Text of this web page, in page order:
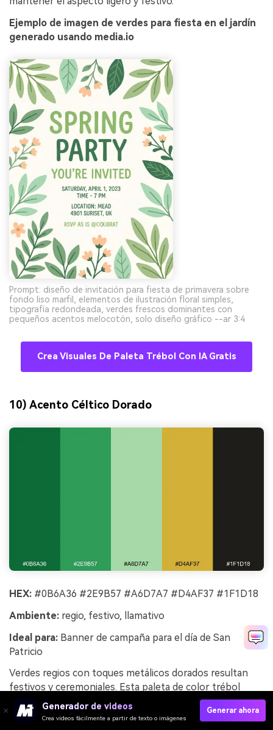
Ejemplo de imagen de verdes para fiesta en el jardín
generado usando media.io
Prompt: diseño de invitación para fiesta de primavera sobre
fondo liso marfil, elementos de ilustración floral simples,
tipografía redondeada, verdes frescos dominantes con
pequeños acentos melocotón, solo diseño gráfico --ar 3:4
Crea Visuales De Paleta Trébol Con IA Gratis
10) Acento Céltico Dorado
HEX: #0B6A36 #2E9B57 #A6D7A7 #D4AF37 #1F1D18
Ambiente: regio, festivo, llamativo
Ideal para: Banner de campaña para el día de San
Patricio
Verdes regios con toques metálicos dorados resultan
festivos y ceremoniales. Esta paleta de color trébol
funciona para banners del día de San Patricio,
promociones por tiempo limitado y momentos de marca
Generador de videos
Crea videos fácilmente a partir de texto o imágenes
Generar ahora